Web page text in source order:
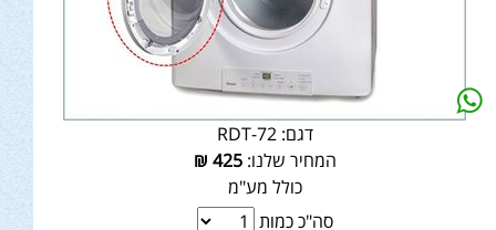
דגם: RDT-72
המחיר שלנו:425
₪
כולל מע"מ
סה"כ כמות